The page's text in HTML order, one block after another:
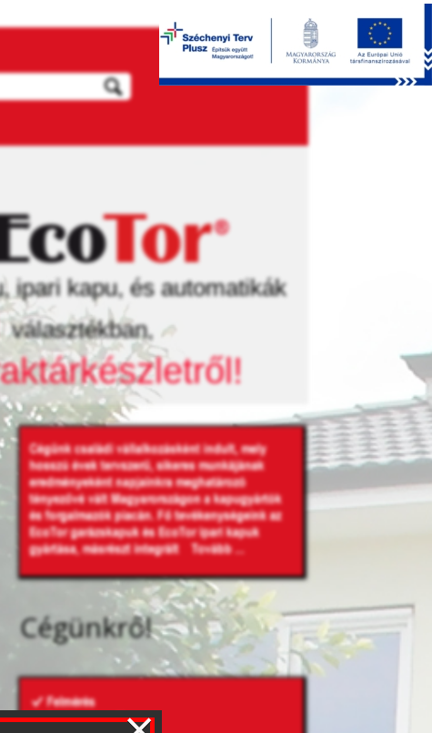
ipari kapu, és automatikák
választékban,
Cégünkről